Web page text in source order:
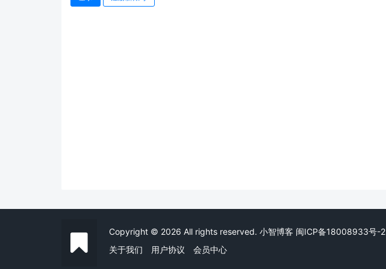
Copyright © 2026 All rights reserved. 小智博客 闽ICP备18008933号-2
关于我们
用户协议 会员中心